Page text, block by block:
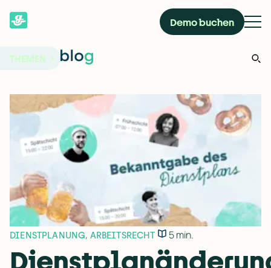
Demo buchen
THEMEN
DIENSTPLANUNG, ARBEITSRECHT 5 min.